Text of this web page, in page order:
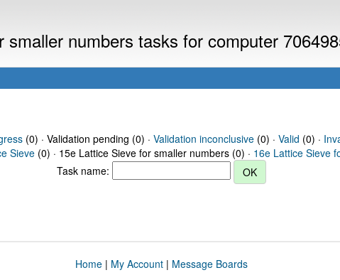
numbers tasks for computer
(0) · Validation pending (0) · Validation inconclusive(0) · Valid (0) ·
Sieve (0) · 15e Lattice Sieve for smaller numbers (0) · 16e Lattice Sieve
Task name:
Home| My Account| Message Boards